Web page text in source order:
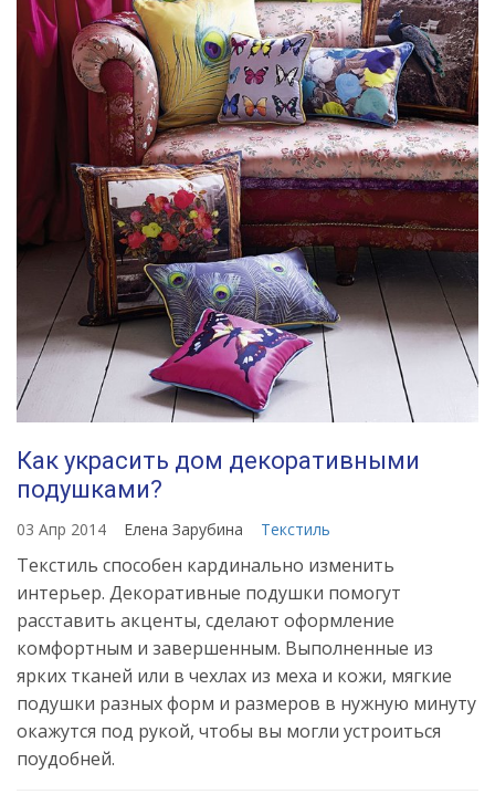
Как украсить дом декоративными
подушками?
03 Апр 2014 Елена Зарубина Текстиль
Текстиль способен кардинально изменить
интерьер. Декоративные подушки помогут
расставить акценты, сделают оформление
комфортным и завершенным. Выполненные из
ярких тканей или в чехлах из меха и кожи, мягкие
подушки разных форм и размеров в нужную минуту
окажутся под рукой, чтобы вы могли устроиться
поудобней.